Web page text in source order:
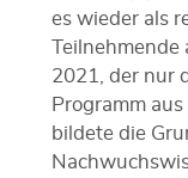
es wieder als
Teilnehmende
2021, der nur
Programm
bildete die